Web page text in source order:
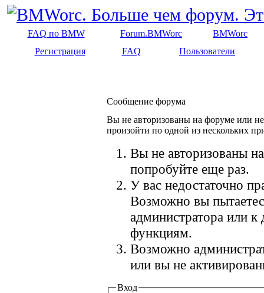
FAQ по BMW Forum.BMWorc
BMWorc
Регистрация
FAQ Пользователи
Сообщение форума
Вы не авторизованы на форуме или
произойти по одной из нескольких
Вы не авторизованы
попробуйте еще раз.
У вас недостаточно
Возможно вы
администратора или
функциям.
Возможно
или вы не
Вход